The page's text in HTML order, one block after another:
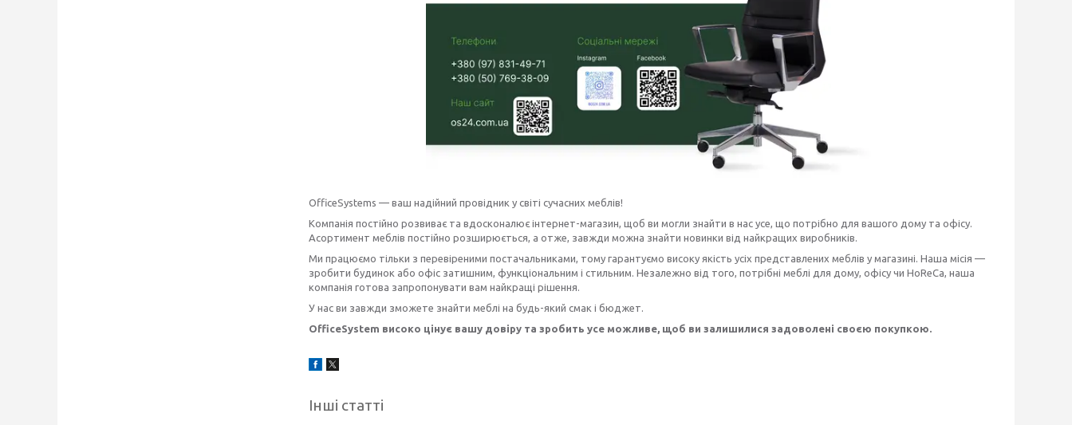
OfficeSystems — ваш надійний провідник у світі сучасних меблів!
Компанія постійно розвиває та вдосконалює інтернет-магазин, щоб ви могли знайти в нас усе, що потрібно для вашого дому та офісу.
Асортимент меблів постійно розширюється, а отже, завжди можна знайти новинки від найкращих виробників.
Ми працюємо тільки з перевіреними постачальниками, тому гарантуємо високу якість усіх представлених меблів у магазині. Наша місія —
зробити будинок або офіс затишним, функціональним і стильним. Незалежно від того, потрібні меблі для дому, офісу чи HoReCa, наша
компанія готова запропонувати вам найкращі рішення.
У нас ви завжди зможете знайти меблі на будь-який смак і бюджет.
OfficeSystem високо цінує вашу довіру та зробить усе можливе, щоб ви залишилися задоволені своєю покупкою.
Інші статті